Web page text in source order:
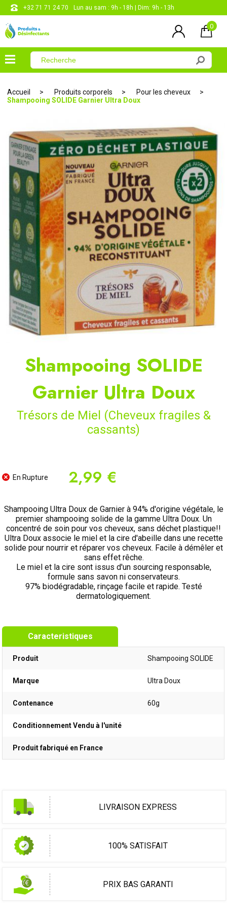
+32 71 71 24 70 Lun au sam : 9h - 18h | Dim: 9h - 13h
0
×
Désinfectants
entretien
Produits
corporels
Les
papiers
CONTACT
Accueil Produits corporels
Pour les cheveux
Shampooing SOLIDE Garnier Ultra Doux
Shampooing SOLIDE
Garnier Ultra Doux
Trésors de Miel (Cheveux fragiles &
cassants)
En Rupture 2,99 €
Shampooing Ultra Doux de Garnier à 94% d'origine végétale, le
premier shampooing solide de la gamme Ultra Doux. Un
concentré de soin pour vos cheveux, sans déchet plastique!!
Ultra Doux associe le miel et la cire d'abeille dans une recette
solide pour nourrir et réparer vos cheveux. Facile à démêler et
sans effet rêche.
Le miel et la cire sont issus d'un sourcing responsable,
formule sans savon ni conservateurs.
97% biodégradable, rinçage facile et rapide. Testé
dermatologiquement.
Caracteristiques
Produit Shampooing SOLIDE
Marque Ultra Doux
Contenance 60g
Conditionnement Vendu à l'unité
Produit fabriqué en France
LIVRAISON EXPRESS
100% SATISFAIT
PRIX BAS GARANTI